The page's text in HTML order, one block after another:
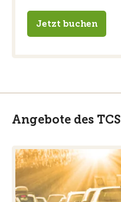
Jetzt buchen
Angebote des TCS